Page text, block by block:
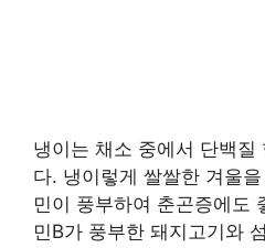
냉이는 채소 중에서 단백질
다. 냉이렇게 쌀쌀한 겨울
민이 풍부하여 춘곤증에도
민B가 풍부한 돼지고기와